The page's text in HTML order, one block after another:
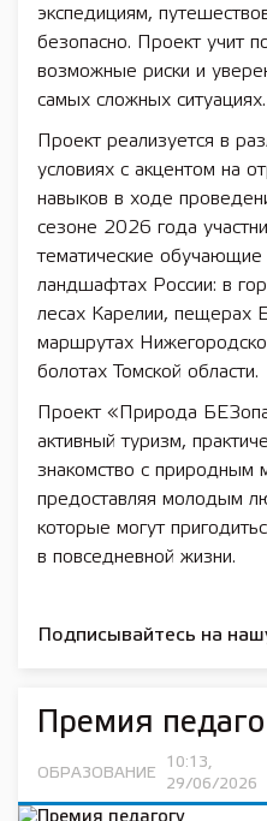
экспедициям,
безопасно. Проект учит
возможные риски и
самых сложных ситуациях.
Проект реализуется в
условиях с акцентом на
навыков в ходе
сезоне 2026 года
тематические
ландшафтах России: в
лесах Карелии, пещерах
маршрутах
болотах Томской области.
Проект «Природа
активный туризм,
знакомство с природным
предоставляя молодым
которые могут
в повседневной жизни.
Подписывайтесь на
Премия
ОБРАЗОВАНИЕ
10:13,
29/06/2026